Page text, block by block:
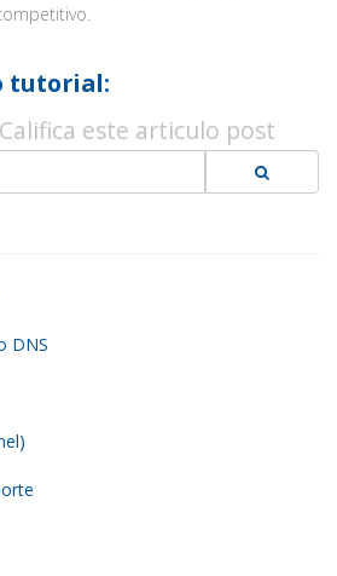
tutorial:
Califica este articulo post
DNS